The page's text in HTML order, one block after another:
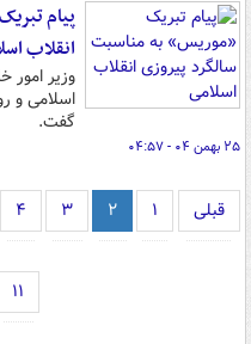
پیام
انقلاب
وزیر امور
اسلامی و
گفت.
۲۵ بهمن ۰۴ - ۰۴:۵۷
قبلی ۱ ۲ ۳ ۴
۱۱